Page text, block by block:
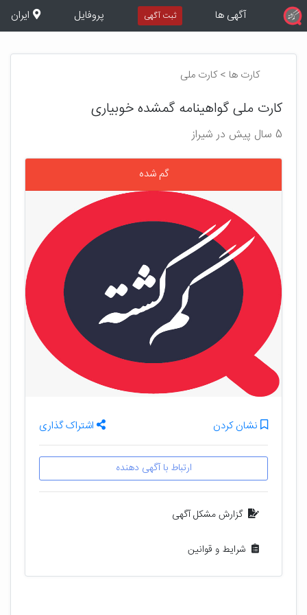
آگهی ها ثبت آگهی پروفایل ایران
کارت ها > کارت ملی
کارت ملی گواهینامه گمشده خوبیاری
5 سال پیش در شیراز
گم شده
نشان کردن اشتراک گذاری
ارتباط با آگهی دهنده
گزارش مشکل آگهی
شرایط و قوانین